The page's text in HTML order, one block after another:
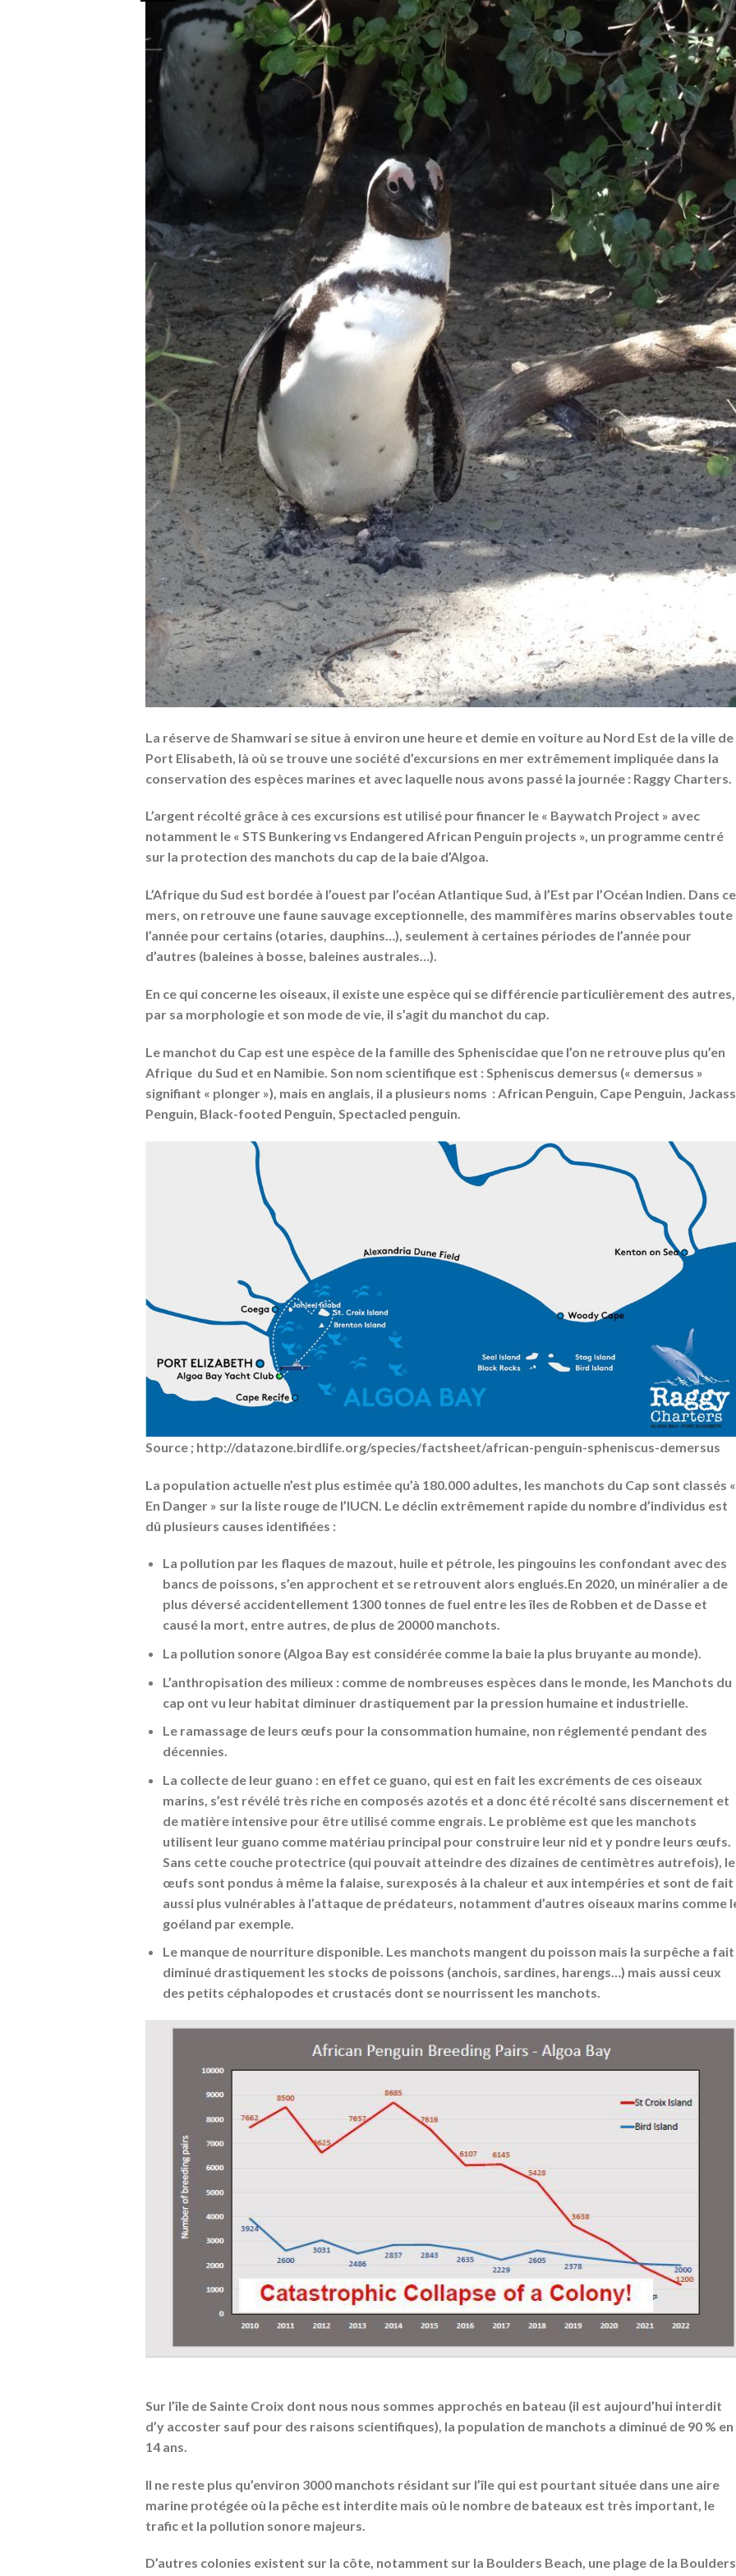
La réserve de Shamwari se situe à environ une heure et demie en voiture au Nord Est de la ville de
Port Elisabeth, là où se trouve une société d’excursions en mer extrêmement impliquée dans la
conservation des espèces marines et avec laquelle nous avons passé la journée : Raggy Charters.
L’argent récolté grâce à ces excursions est utilisé pour financer le « Baywatch Project » avec
notamment le « STS Bunkering vs Endangered African Penguin projects », un programme centré
sur la protection des manchots du cap de la baie d’Algoa.
L’Afrique du Sud est bordée à l’ouest par l’océan Atlantique Sud, à l’Est par l’Océan Indien. Dans
mers, on retrouve une faune sauvage exceptionnelle, des mammifères marins observables toute
l’année pour certains (otaries, dauphins…), seulement à certaines périodes de l’année pour
d’autres (baleines à bosse, baleines australes…).
En ce qui concerne les oiseaux, il existe une espèce qui se différencie particulièrement des autres,
par sa morphologie et son mode de vie, il s’agit du manchot du cap.
Le manchot du Cap est une espèce de la famille des Spheniscidae que l’on ne retrouve plus qu’en
Afrique du Sud et en Namibie. Son nom scientifique est : Spheniscus demersus (« demersus »
signifiant « plonger »), mais en anglais, il a plusieurs noms : African Penguin, Cape Penguin, Jackass
Penguin, Black-footed Penguin, Spectacled penguin.
Source ; http://datazone.birdlife.org/species/factsheet/african-penguin-spheniscus-demersus
La population actuelle n’est plus estimée qu’à 180.000 adultes, les manchots du Cap sont classés «
En Danger » sur la liste rouge de l’IUCN. Le déclin extrêmement rapide du nombre d’individus est
dû plusieurs causes identifiées :
La pollution par les flaques de mazout, huile et pétrole, les pingouins les confondant avec des
bancs de poissons, s’en approchent et se retrouvent alors englués.En 2020, un minéralier a de
plus déversé accidentellement 1300 tonnes de fuel entre les îles de Robben et de Dasse et
causé la mort, entre autres, de plus de 20000 manchots.
La pollution sonore (Algoa Bay est considérée comme la baie la plus bruyante au monde).
L’anthropisation des milieux : comme de nombreuses espèces dans le monde, les Manchots du
cap ont vu leur habitat diminuer drastiquement par la pression humaine et industrielle.
Le ramassage de leurs œufs pour la consommation humaine, non réglementé pendant des
décennies.
La collecte de leur guano : en effet ce guano, qui est en fait les excréments de ces oiseaux
marins, s’est révélé très riche en composés azotés et a donc été récolté sans discernement et
de matière intensive pour être utilisé comme engrais. Le problème est que les manchots
utilisent leur guano comme matériau principal pour construire leur nid et y pondre leurs œufs.
Sans cette couche protectrice (qui pouvait atteindre des dizaines de centimètres autrefois),
œufs sont pondus à même la falaise, surexposés à la chaleur et aux intempéries et sont de fait
aussi plus vulnérables à l’attaque de prédateurs, notamment d’autres oiseaux marins comme
goéland par exemple.
Le manque de nourriture disponible. Les manchots mangent du poisson mais la surpêche a fait
diminué drastiquement les stocks de poissons (anchois, sardines, harengs…) mais aussi ceux
des petits céphalopodes et crustacés dont se nourrissent les manchots.
Sur l’île de Sainte Croix dont nous nous sommes approchés en bateau (il est aujourd’hui interdit
d’y accoster sauf pour des raisons scientifiques), la population de manchots a diminué de 90 % en
14 ans.
Il ne reste plus qu’environ 3000 manchots résidant sur l’île qui est pourtant située dans une aire
marine protégée où la pêche est interdite mais où le nombre de bateaux est très important, le
trafic et la pollution sonore majeurs.
D’autres colonies existent sur la côte, notamment sur la Boulders Beach, une plage de la Boulders